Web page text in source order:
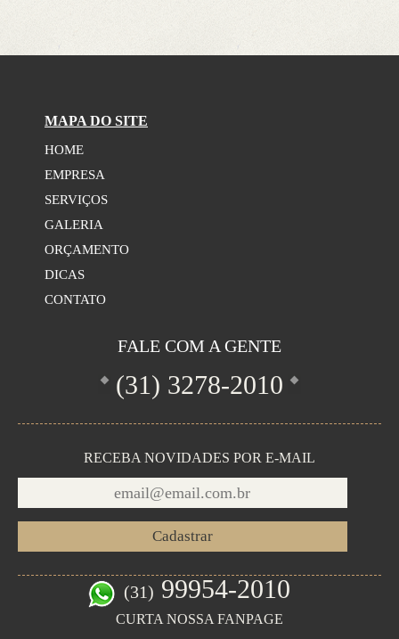
MAPA DO SITE
HOME
EMPRESA
SERVIÇOS
GALERIA
ORÇAMENTO
DICAS
CONTATO
FALE COM A GENTE
(31) 3278-2010
RECEBA NOVIDADES POR E-MAIL
(31) 99954-2010
CURTA NOSSA FANPAGE